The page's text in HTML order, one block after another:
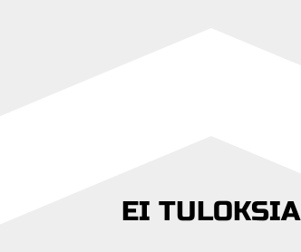
EI TULOKSIA